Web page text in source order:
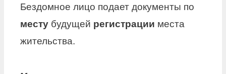
Бездомное лицо подает документы по
месту будущей регистрации места
жительства.